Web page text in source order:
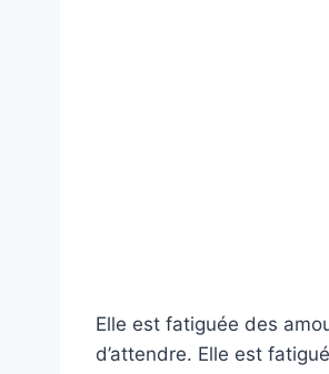
Elle est fatiguée des
d’attendre. Elle est